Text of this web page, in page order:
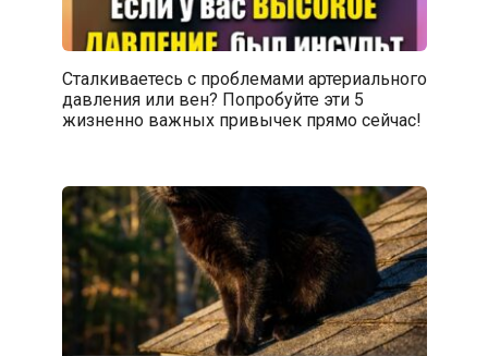
Сталкиваетесь с проблемами артериального
давления или вен? Попробуйте эти 5
жизненно важных привычек прямо сейчас!